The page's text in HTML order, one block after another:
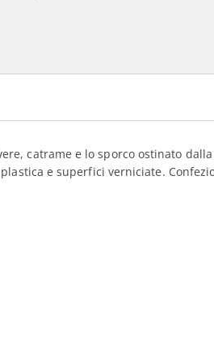
catrame e lo sporco ostinato
e superfici verniciate.